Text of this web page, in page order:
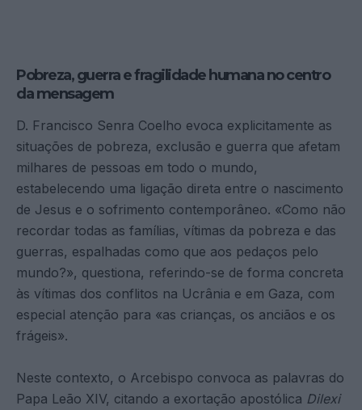
Pobreza, guerra e fragilidade humana no centro
da mensagem
D. Francisco Senra Coelho evoca explicitamente as
situações de pobreza, exclusão e guerra que afetam
milhares de pessoas em todo o mundo,
estabelecendo uma ligação direta entre o nascimento
de Jesus e o sofrimento contemporâneo. «Como não
recordar todas as famílias, vítimas da pobreza e das
guerras, espalhadas como que aos pedaços pelo
mundo?», questiona, referindo-se de forma concreta
às vítimas dos conflitos na Ucrânia e em Gaza, com
especial atenção para «as crianças, os anciãos e os
frágeis».
Neste contexto, o Arcebispo convoca as palavras do
Papa Leão XIV, citando a exortação apostólica Dilexi